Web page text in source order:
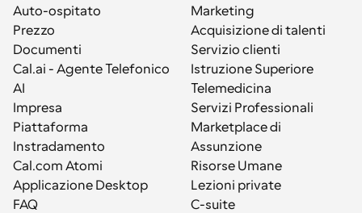
Auto-ospitato
Prezzo
Documenti
Cal.ai - Agente Telefonico
AI
Impresa
Piattaforma
Instradamento
Cal.com Atomi
Applicazione Desktop
FAQ
Marketing
Acquisizione di talenti
Servizio clienti
Istruzione Superiore
Telemedicina
Servizi Professionali
Marketplace di
Assunzione
Risorse Umane
Lezioni private
C-suite